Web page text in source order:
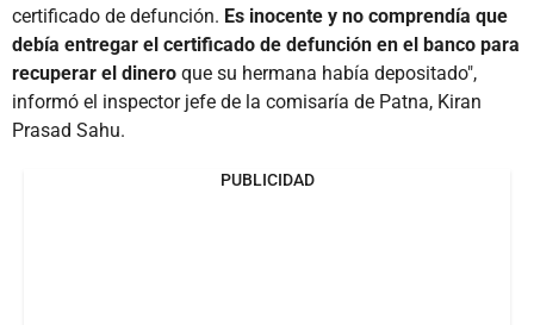
certificado de defunción. Es inocente y no comprendía que
debía entregar el certificado de defunción en el banco para
recuperar el dinero que su hermana había depositado",
informó el inspector jefe de la comisaría de Patna, Kiran
Prasad Sahu.
PUBLICIDAD